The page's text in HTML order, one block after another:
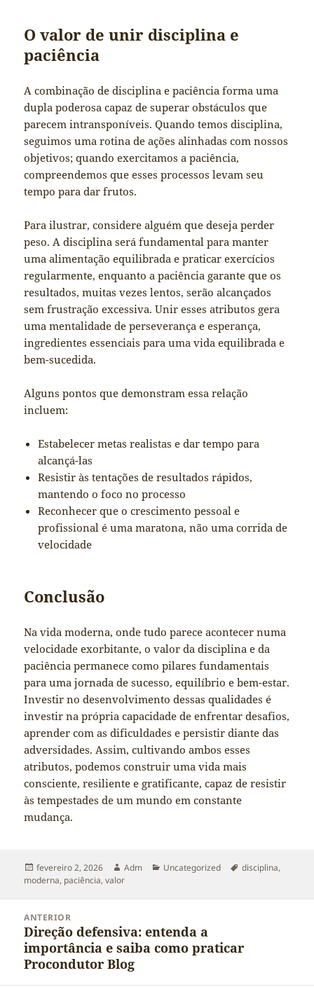
O valor de unir disciplina e
paciência
A combinação de disciplina e paciência forma uma
dupla poderosa capaz de superar obstáculos que
parecem intransponíveis. Quando temos disciplina,
seguimos uma rotina de ações alinhadas com nossos
objetivos; quando exercitamos a paciência,
compreendemos que esses processos levam seu
tempo para dar frutos.
Para ilustrar, considere alguém que deseja perder
peso. A disciplina será fundamental para manter
uma alimentação equilibrada e praticar exercícios
regularmente, enquanto a paciência garante que os
resultados, muitas vezes lentos, serão alcançados
sem frustração excessiva. Unir esses atributos gera
uma mentalidade de perseverança e esperança,
ingredientes essenciais para uma vida equilibrada e
bem-sucedida.
Alguns pontos que demonstram essa relação
incluem:
Estabelecer metas realistas e dar tempo para
alcançá-las
Resistir às tentações de resultados rápidos,
mantendo o foco no processo
Reconhecer que o crescimento pessoal e
profissional é uma maratona, não uma corrida de
velocidade
Conclusão
Na vida moderna, onde tudo parece acontecer numa
velocidade exorbitante, o valor da disciplina e da
paciência permanece como pilares fundamentais
para uma jornada de sucesso, equilíbrio e bem-estar.
Investir no desenvolvimento dessas qualidades é
investir na própria capacidade de enfrentar desafios,
aprender com as dificuldades e persistir diante das
adversidades. Assim, cultivando ambos esses
atributos, podemos construir uma vida mais
consciente, resiliente e gratificante, capaz de resistir
às tempestades de um mundo em constante
mudança.
Publicado
em
fevereiro 2, 2026 Autor
Adm Categorias
Uncategorized Tags
disciplina,
moderna, paciência,valor
ANTERIOR
Post
anterior:
Direção defensiva: entenda a
importância e saiba como praticar
Procondutor Blog